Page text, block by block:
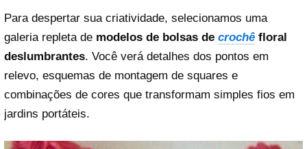
Para despertar sua criatividade, selecionamos uma
galeria repleta de modelos de bolsas de crochê floral
deslumbrantes. Você verá detalhes dos pontos em
relevo, esquemas de montagem de squares e
combinações de cores que transformam simples fios em
jardins portáteis.